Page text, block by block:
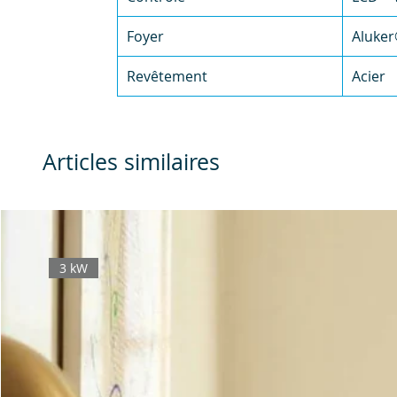
Foyer
Revêtement Acier
Articles similaires
3 kW